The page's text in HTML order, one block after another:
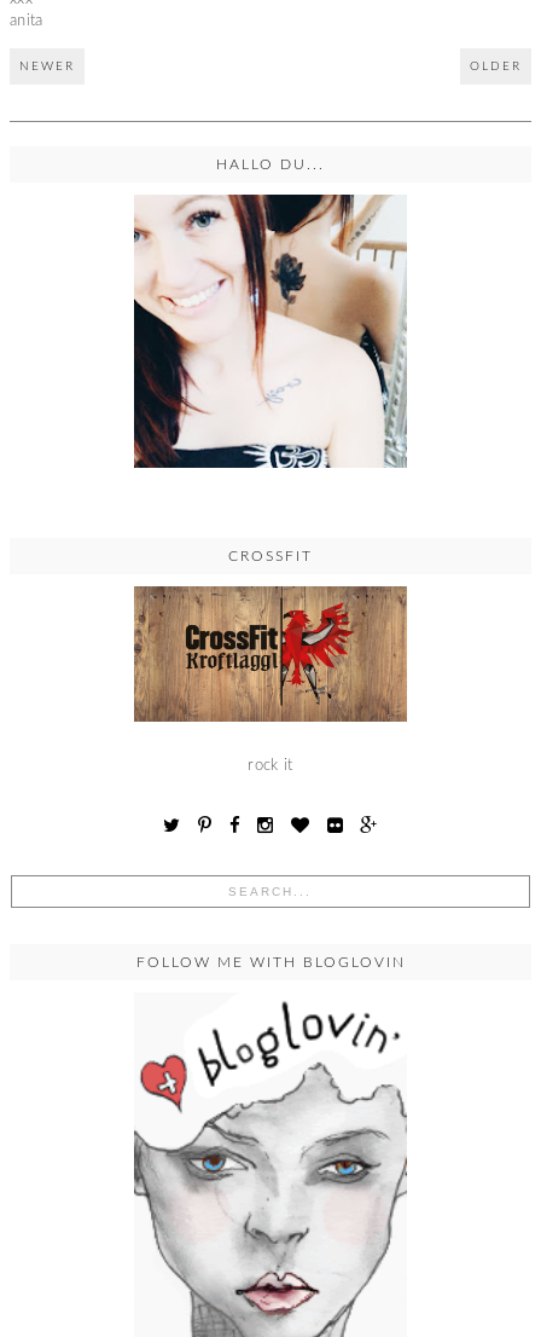
anita
NEWER OLDER
HALLO DU...
CROSSFIT
rock it
FOLLOW ME WITH BLOGLOVIN